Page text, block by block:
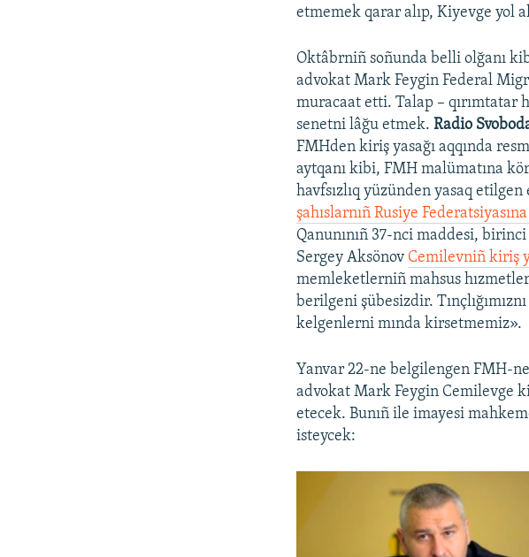
etmemek qarar alıp, Kiyevge yol
Oktâbrniñ soñunda belli olğanı
advokat Mark Feygin Federal
muracaat etti. Talap – qırımtatar
senetni lâğu etmek.Radio
FMHden kiriş yasağı aqqında
aytqanı kibi, FMH malümatına
havfsızlıq yüzünden yasaq etilgen
şahıslarnıñ Rusiye
Qanunınıñ 37-nci maddesi,
Sergey Aksönov Cemilevniñ kiriş
memleketlerniñ mahsus
berilgeni şübesizdir.
kelgenlerni mında kirsetmemiz».
Yanvar 22-ne belgilengen FMH-
advokat Mark Feygin Cemilevge
etecek. Bunıñ ile imayesi
isteycek: